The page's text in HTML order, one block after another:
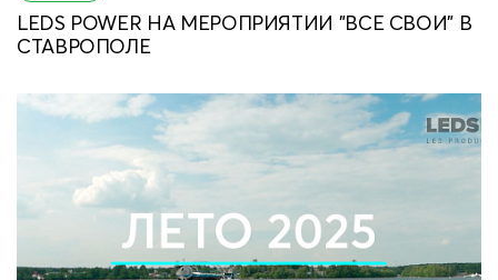
LEDS POWER НА МЕРОПРИЯТИИ "ВСЕ СВОИ" В
СТАВРОПОЛЕ